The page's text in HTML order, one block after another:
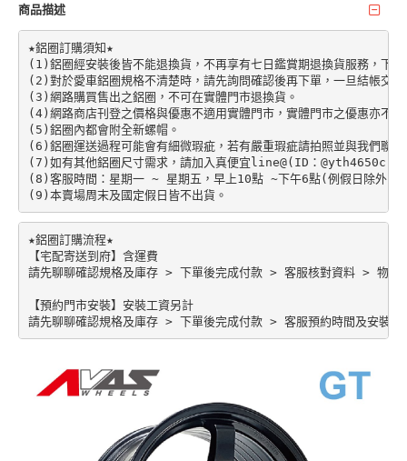
商品描述
★鋁圈訂購須知★
(1)鋁圈經安裝後皆不能退換貨，不再享有七日鑑賞期退換貨服務，
(2)對於愛車鋁圈規格不清楚時，請先詢問確認後再下單，一旦結帳交
(3)網路購買售出之鋁圈，不可在實體門市退換貨。
(4)網路商店刊登之價格與優惠不適用實體門市，實體門市之優惠亦不適
(5)鋁圈內都會附全新螺帽。
(6)鋁圈運送過程可能會有細微瑕疵，若有嚴重瑕疵請拍照並與我們聯絡
(7)如有其他鋁圈尺寸需求，請加入真便宜line@(ID：@yth4650c)。
(8)客服時間：星期一 ~ 星期五，早上10點 ~下午6點(例假日除外)。
★鋁圈訂購流程★
【宅配寄送到府】含運費
請先聊聊確認規格及庫存 > 下單後完成付款 > 客服核對資料 > 物流
【預約門市安裝】安裝工資另計